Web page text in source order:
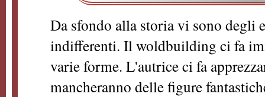
Da sfondo alla storia vi sono degli
indifferenti. Il woldbuilding ci fa
varie forme. L'autrice ci fa
mancheranno delle figure